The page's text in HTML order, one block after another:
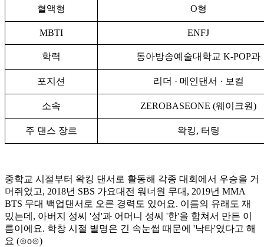
혈액형 O형
MBTI ENFJ
학력 동아방송예술대학교 K-POP과
포지션 리더 · 메인댄서 · 보컬
소속 ZEROBASEONE (웨이크원)
주 댄스 장르 왁킹, 터팅
중학교 시절부터 왁킹 댄서로 활동해 각종 대회에서 우승을 거
머쥐었고, 2018년 SBS 가요대전 워너원 무대, 2019년 MMA
BTS 무대 백업댄서로 오른 경력도 있어요. 이름의 유래도 재
밌는데, 아버지 성씨 '성'과 어머니 성씨 '한'을 합쳐서 만든 이
름이에요. 학창 시절 별명은 긴 속눈썹 때문에 '낙타'였다고 해
요 (⊙o⊙)